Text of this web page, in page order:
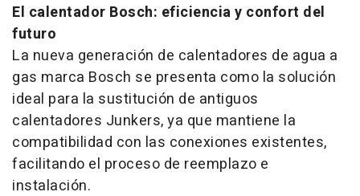
El calentador Bosch: eficiencia y confort del
futuro
La nueva generación de calentadores de agua a
gas marca Bosch se presenta como la solución
ideal para la sustitución de antiguos
calentadores Junkers, ya que mantiene la
compatibilidad con las conexiones existentes,
facilitando el proceso de reemplazo e
instalación.